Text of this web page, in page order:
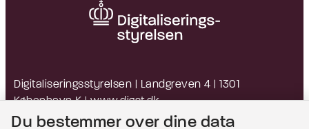
Digitaliseringsstyrelsen | Landgreven 4 | 1301
København K |www.digst.dk
EAN: 5798009814203 | CVR: 34051178
Du bestemmer over dine data